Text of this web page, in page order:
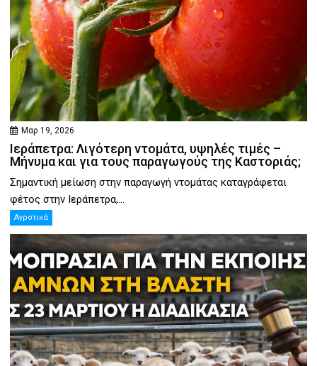
Μαρ 19, 2026
Ιεράπετρα: Λιγότερη ντομάτα, υψηλές τιμές –
Μήνυμα και για τους παραγωγούς της Καστοριάς;
Σημαντική μείωση στην παραγωγή ντομάτας καταγράφεται
φέτος στην Ιεράπετρα,...
Αγροτικά